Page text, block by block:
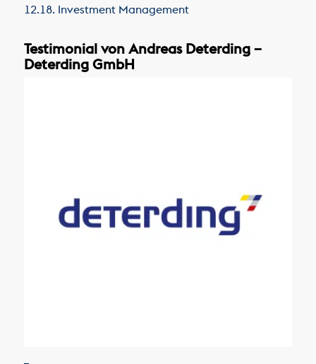
12.18. Investment Management
Testimonial von Andreas Deterding –
Deterding GmbH